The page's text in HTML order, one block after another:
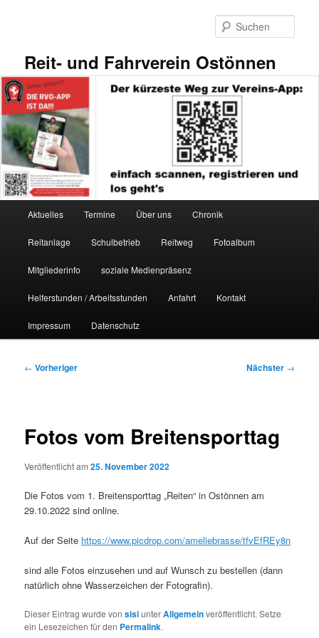
Reit- und Fahrverein Ostönnen
Aktuelles Termine Über uns Chronik
Reitanlage Schulbetrieb Reitweg Fotoalbum
Mitgliederinfo soziale Medienpräsenz
Helferstunden / Arbeitsstunden Anfahrt Kontakt
Impressum Datenschutz
Beitragsnavigation
← Vorheriger Nächster →
Fotos vom Breitensporttag
Veröffentlicht am25. November 2022
Die Fotos vom 1. Breitensporttag „Reiten“ in Ostönnen am
29.10.2022 sind online.
Auf der Seite https://www.picdrop.com/ameliebrasse/tfvEfREy8n
sind alle Fotos einzusehen und auf Wunsch zu bestellen (dann
natürlich ohne Wasserzeichen der Fotografin).
Dieser Eintrag wurde vonsisiunterAllgemeinveröffentlicht. Setze
ein Lesezeichen für den Permalink.